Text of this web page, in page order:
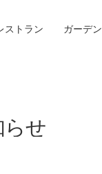
ガーデン
ストラン
せ